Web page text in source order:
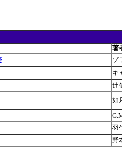
著
ゾ
キ
辻
如
羽
野